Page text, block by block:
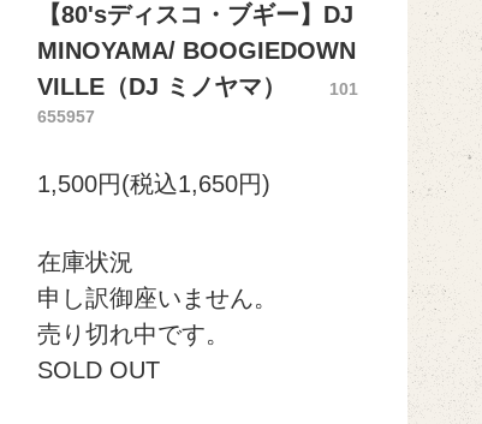
【80'sディスコ・ブギー】DJ
MINOYAMA/ BOOGIEDOWN
VILLE（DJ ミノヤマ）
101
655957
1,500円(税込1,650円)
在庫状況
申し訳御座いません。
売り切れ中です。
SOLD OUT